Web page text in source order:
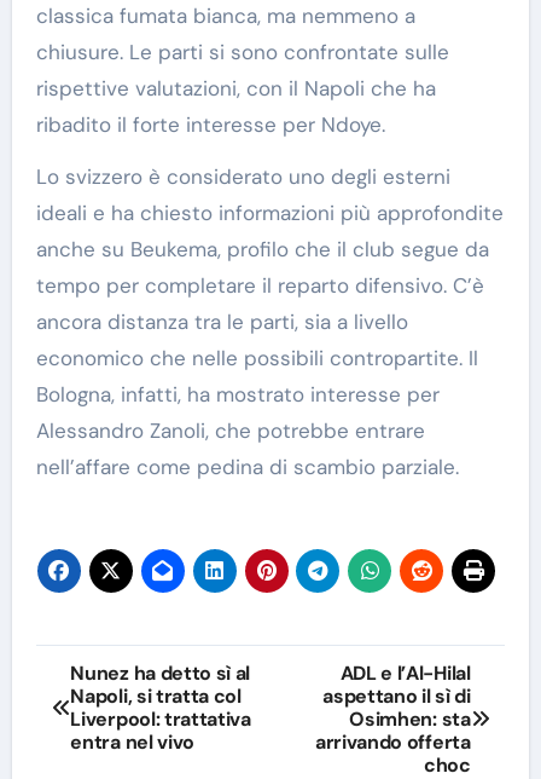
classica fumata bianca, ma nemmeno a
chiusure. Le parti si sono confrontate sulle
rispettive valutazioni, con il Napoli che ha
ribadito il forte interesse per Ndoye.
Lo svizzero è considerato uno degli esterni
ideali e ha chiesto informazioni più approfondite
anche su Beukema, profilo che il club segue da
tempo per completare il reparto difensivo. C’è
ancora distanza tra le parti, sia a livello
economico che nelle possibili contropartite. Il
Bologna, infatti, ha mostrato interesse per
Alessandro Zanoli, che potrebbe entrare
nell’affare come pedina di scambio parziale.
Navigazione
articoli
Nunez ha detto sì al
Napoli, si tratta col
Liverpool: trattativa
entra nel vivo
ADL e l’Al-Hilal
aspettano il sì di
Osimhen: sta
arrivando offerta
choc